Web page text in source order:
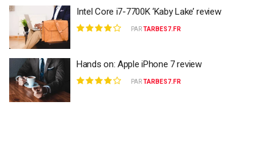
Intel Core i7-7700K ‘Kaby Lake’ review
PARTARBES7.FR
Hands on: Apple iPhone 7 review
PARTARBES7.FR